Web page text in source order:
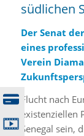
südlichen
Der Senat
eines
Verein
Flucht nach
existenziellen
Senegal sein,